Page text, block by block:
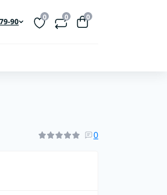
90 0 0 0
0